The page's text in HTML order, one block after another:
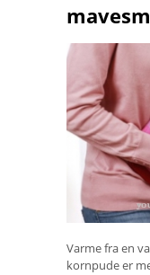
Varme fra en
kornpude er